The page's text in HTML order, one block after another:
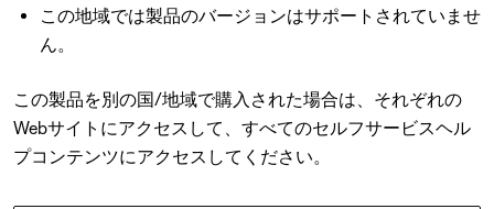
この地域では製品のバージョンはサポートされていませ
ん。
この製品を別の国/地域で購入された場合は、それぞれの
Webサイトにアクセスして、すべてのセルフサービスヘル
プコンテンツにアクセスしてください。